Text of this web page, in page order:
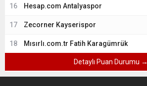
16 Hesap.com Antalyaspor
17 Zecorner Kayserispor
18 Mısırlı.com.tr Fatih Karagümrük
Detaylı Puan Durumu →